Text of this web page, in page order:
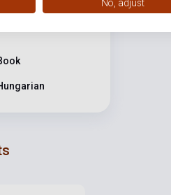
fantáziámra
No, adjust